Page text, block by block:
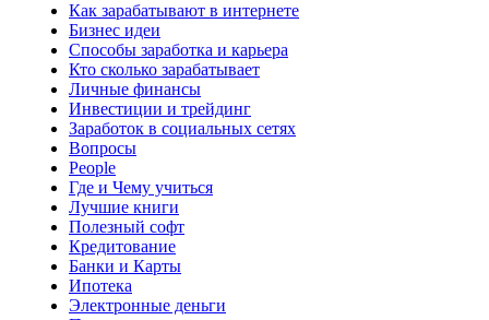
Как зарабатывают в интернете
Бизнес идеи
Способы заработка и карьера
Кто сколько зарабатывает
Личные финансы
Инвестиции и трейдинг
Заработок в социальных сетях
Вопросы
People
Где и Чему учиться
Лучшие книги
Полезный софт
Кредитование
Банки и Карты
Ипотека
Электронные деньги